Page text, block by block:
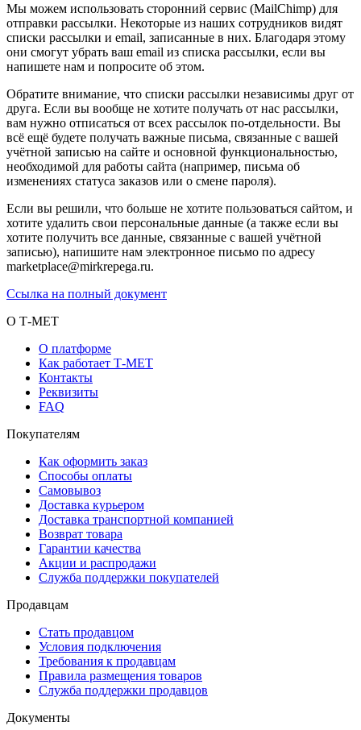
Мы можем использовать сторонний сервис (MailChimp) для
отправки рассылки. Некоторые из наших сотрудников видят
списки рассылки и email, записанные в них. Благодаря этому
они смогут убрать ваш email из списка рассылки, если вы
напишете нам и попросите об этом.
Обратите внимание, что списки рассылки независимы друг от
друга. Если вы вообще не хотите получать от нас рассылки,
вам нужно отписаться от всех рассылок по-отдельности. Вы
всё ещё будете получать важные письма, связанные с вашей
учётной записью на сайте и основной функциональностью,
необходимой для работы сайта (например, письма об
изменениях статуса заказов или о смене пароля).
Если вы решили, что больше не хотите пользоваться сайтом, и
хотите удалить свои персональные данные (а также если вы
хотите получить все данные, связанные с вашей учётной
записью), напишите нам электронное письмо по адресу
marketplace@mirkrepega.ru.
Ссылка на полный документ
О Т-МЕТ
О платформе
Как работает Т-МЕТ
Контакты
Реквизиты
FAQ
Покупателям
Как оформить заказ
Способы оплаты
Самовывоз
Доставка курьером
Доставка транспортной компанией
Возврат товара
Гарантии качества
Акции и распродажи
Служба поддержки покупателей
Продавцам
Стать продавцом
Условия подключения
Требования к продавцам
Правила размещения товаров
Служба поддержки продавцов
Документы